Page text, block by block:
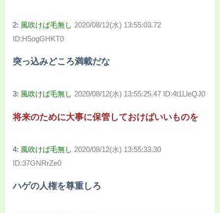
2: 風吹けば毛無し 2020/08/12(水) 13:55:03.72
ID:H5ogGHKT0
突っ込みどころ満載だな
3: 風吹けば毛無し 2020/08/12(水) 13:55:25.47 ID:4t1LleQJ0
将来のために大事に保管しておけばいいものを
4: 風吹けば毛無し 2020/08/12(水) 13:55:33.30
ID:37GNRrZe0
ハゲの人権を尊重しろ